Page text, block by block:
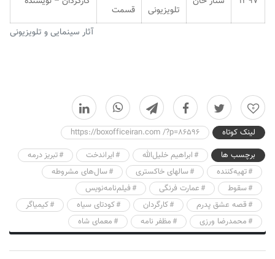
آثار سینمایی و تلویزیونی
تلویزیونی
قسمت
0
لینک کوتاه
https://boxofficeiran.com /?p=86596
برچسب ها
ابراهیم خلیل‌الله ﺍﯾﺮﺍﻧﺪﺧﺖ
تبریز درمه
تهیه‌کننده
سالهای خاکستری
سال‌های مشروطه
سقوط
عمارت فرنگی
فیلم‌نامه‌نویس
قصه عشق پدرم
کارگردان کودتای سیاه
کیمیاگر
محمدرضا ورزی
مظفر نامه معمای شاه